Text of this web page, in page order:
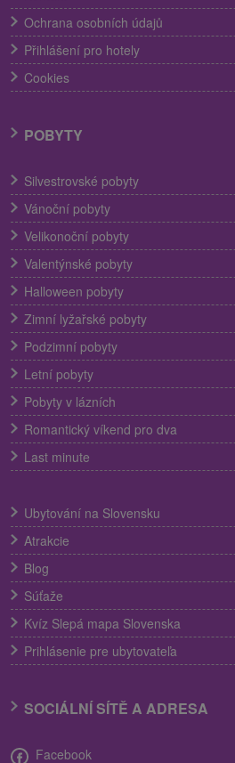
Ochrana osobních údajů
Přihlášení pro hotely
Cookies
POBYTY
Silvestrovské pobyty
Vánoční pobyty
Velikonoční pobyty
Valentýnské pobyty
Halloween pobyty
Zimní lyžařské pobyty
Podzimní pobyty
Letní pobyty
Pobyty v lázních
Romantický víkend pro dva
Last minute
Ubytování na Slovensku
Atrakcie
Blog
Súťaže
Kvíz Slepá mapa Slovenska
Prihlásenie pre ubytovateľa
SOCIÁLNÍ SÍTĚ A ADRESA
Facebook